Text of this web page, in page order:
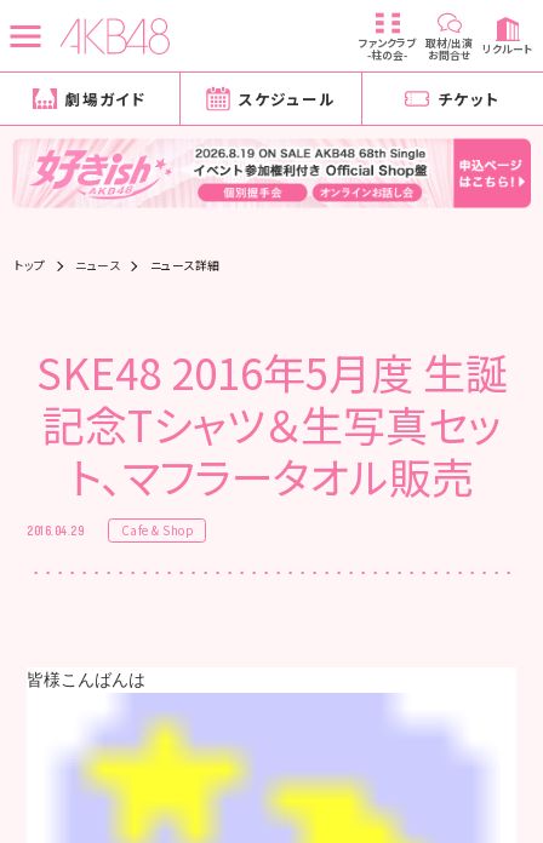
ファンクラブ
-柱の会-
取材/出演
お問合せ リクルート
劇場ガイド スケジュール チケット
トップ ニュース ニュース詳細
SKE48 2016年5月度 生誕
記念Tシャツ＆生写真セッ
ト、マフラータオル販売
2016.04.29 Cafe & Shop
皆様こんばんは